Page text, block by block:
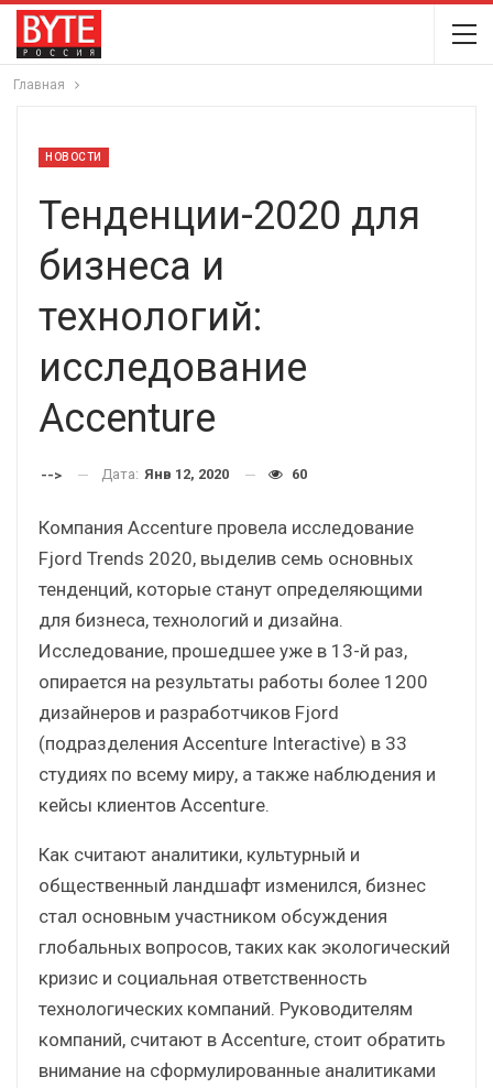
Главная
НОВОСТИ
Тенденции-2020 для
бизнеса и
технологий:
исследование
Accenture
--> Дата: Янв 12, 2020 60
Компания Accenture провела исследование
Fjord Trends 2020, выделив семь основных
тенденций, которые станут определяющими
для бизнеса, технологий и дизайна.
Исследование, прошедшее уже в 13-й раз,
опирается на результаты работы более 1200
дизайнеров и разработчиков Fjord
(подразделения Accenture Interactive) в 33
студиях по всему миру, а также наблюдения и
кейсы клиентов Accenture.
Как считают аналитики, культурный и
общественный ландшафт изменился, бизнес
стал основным участником обсуждения
глобальных вопросов, таких как экологический
кризис и социальная ответственность
технологических компаний. Руководителям
компаний, считают в Accenture, стоит обратить
внимание на сформулированные аналитиками